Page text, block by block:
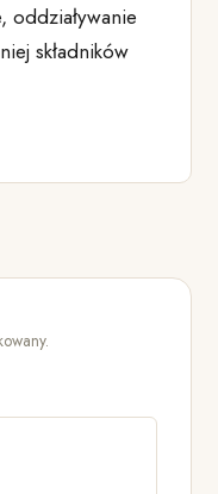
oddziaływanie
składników